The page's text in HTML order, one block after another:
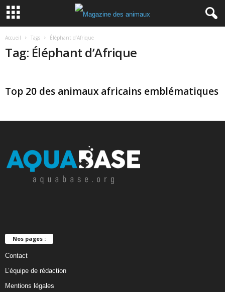
Accueil Tags Éléphant d’Afrique
Tag: Éléphant d’Afrique
Top 20 des animaux africains emblématiques
Nos pages :
Contact
L’équipe de rédaction
Mentions légales